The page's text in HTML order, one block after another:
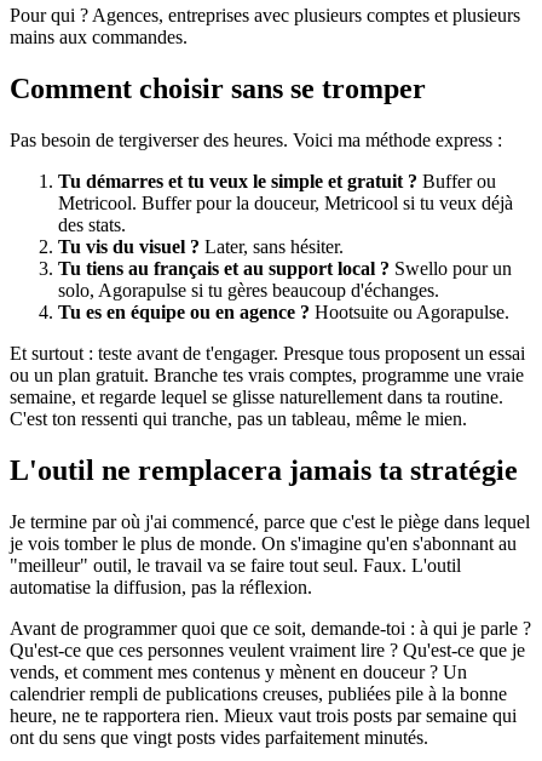
Pour qui ? Agences, entreprises avec plusieurs comptes et plusieurs
mains aux commandes.
Comment choisir sans se tromper
Pas besoin de tergiverser des heures. Voici ma méthode express :
Tu démarres et tu veux le simple et gratuit ? Buffer ou
Metricool. Buffer pour la douceur, Metricool si tu veux déjà
des stats.
Tu vis du visuel ? Later, sans hésiter.
Tu tiens au français et au support local ? Swello pour un
solo, Agorapulse si tu gères beaucoup d'échanges.
Tu es en équipe ou en agence ? Hootsuite ou Agorapulse.
Et surtout : teste avant de t'engager. Presque tous proposent un essai
ou un plan gratuit. Branche tes vrais comptes, programme une vraie
semaine, et regarde lequel se glisse naturellement dans ta routine.
C'est ton ressenti qui tranche, pas un tableau, même le mien.
L'outil ne remplacera jamais ta stratégie
Je termine par où j'ai commencé, parce que c'est le piège dans lequel
je vois tomber le plus de monde. On s'imagine qu'en s'abonnant au
"meilleur" outil, le travail va se faire tout seul. Faux. L'outil
automatise la diffusion, pas la réflexion.
Avant de programmer quoi que ce soit, demande-toi : à qui je parle ?
Qu'est-ce que ces personnes veulent vraiment lire ? Qu'est-ce que je
vends, et comment mes contenus y mènent en douceur ? Un
calendrier rempli de publications creuses, publiées pile à la bonne
heure, ne te rapportera rien. Mieux vaut trois posts par semaine qui
ont du sens que vingt posts vides parfaitement minutés.